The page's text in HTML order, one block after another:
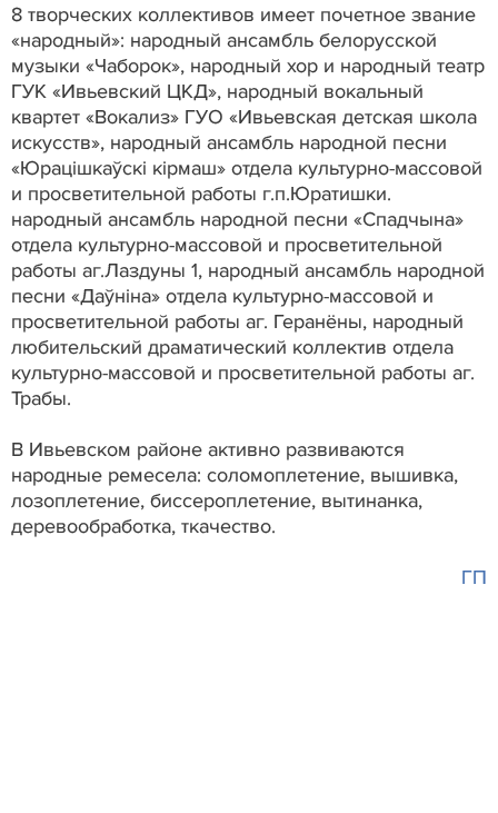
8 творческих коллективов имеет почетное звание
«народный»: народный ансамбль белорусской
музыки «Чаборок», народный хор и народный театр
ГУК «Ивьевский ЦКД», народный вокальный
квартет «Вокализ» ГУО «Ивьевская детская школа
искусств», народный ансамбль народной песни
«Юрацішкаўскі кірмаш» отдела культурно-массовой
и просветительной работы г.п.Юратишки.
народный ансамбль народной песни «Спадчына»
отдела культурно-массовой и просветительной
работы аг.Лаздуны 1, народный ансамбль народной
песни «Даўніна» отдела культурно-массовой и
просветительной работы аг. Геранёны, народный
любительский драматический коллектив отдела
культурно-массовой и просветительной работы аг.
Трабы.
В Ивьевском районе активно развиваются
народные ремесела: соломоплетение, вышивка,
лозоплетение, биссероплетение, вытинанка,
деревообработка, ткачество.
ГП